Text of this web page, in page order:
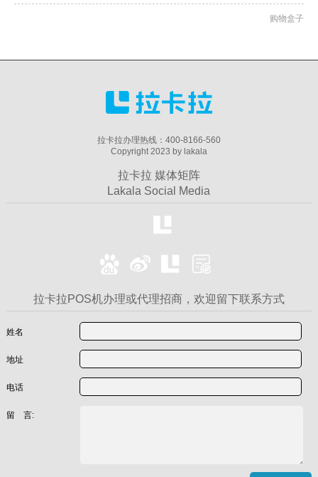
购物盒子
拉卡拉办理热线：400-8166-560
Copyright 2023 by lakala
拉卡拉 媒体矩阵
Lakala Social Media
拉卡拉POS机办理或代理招商，欢迎留下联系方式
姓名
地址
电话
留 言: